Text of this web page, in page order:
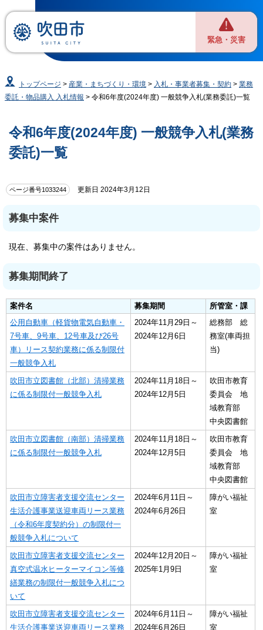
緊急・災害
トップページ > 産業・まちづくり・環境 > 入札・事業者募集・契約 >業務
委託・物品購入 入札情報 > 令和6年度(2024年度) 一般競争入札(業務委託)一覧
令和6年度(2024年度) 一般競争入札(業務
委託)一覧
ページ番号1033244 更新日 2024年3月12日
募集中案件
現在、募集中の案件はありません。
募集期間終了
案件名 募集期間
所管室・課
公用自動車（軽貨物電気自動車・
7号車、9号車、12号車及び26号
車）リース契約業務に係る制限付
一般競争入札
2024年11月29日～
2024年12月6日
総務部 総
務室(車両担
当)
吹田市立図書館（北部）清掃業務
に係る制限付一般競争入札
2024年11月18日～
2024年12月5日
吹田市教育
委員会 地
域教育部
中央図書館
吹田市立図書館（南部）清掃業務
に係る制限付一般競争入札
2024年11月18日～
2024年12月5日
吹田市教育
委員会 地
域教育部
中央図書館
吹田市立障害者支援交流センター
生活介護事業送迎車両リース業務
（令和6年度契約分）の制限付一
般競争入札について
2024年6月11日～
2024年6月26日
障がい福祉
室
吹田市立障害者支援交流センター
真空式温水ヒーターマイコン等修
繕業務の制限付一般競争入札につ
いて
2024年12月20日～
2025年1月9日
障がい福祉
室
吹田市立障害者支援交流センター
生活介護事業送迎車両リース業務
2024年6月11日～
2024年6月26日
障がい福祉
室